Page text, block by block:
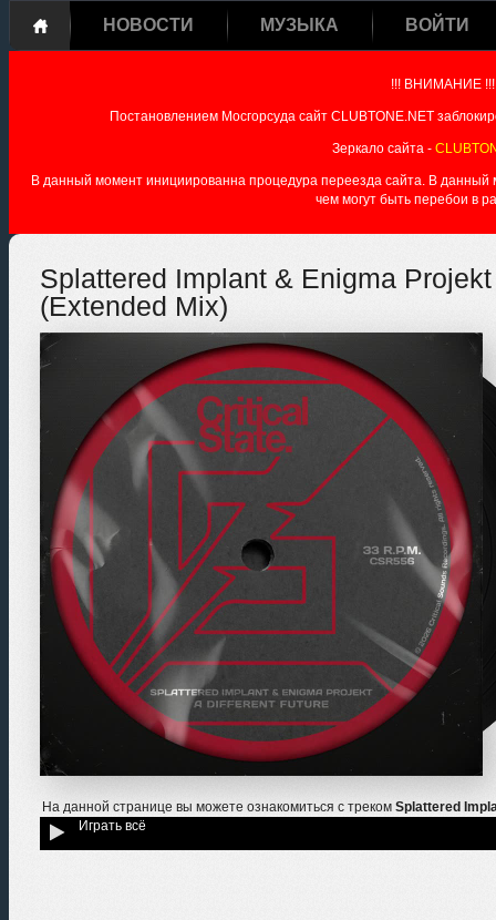
НОВОСТИ МУЗЫКА ВОЙТИ
!!! ВНИМАНИЕ !!!
Постановлением Мосгорсуда сайт CLUBTONE.NET
Зеркало сайта -
В данный момент инициированна процедура переезда сайта. В данный
чем могут быть перебои в
Splattered Implant & Enigma
(Extended Mix)
На данной странице вы можете ознакомиться с треком Splattered
Играть всё